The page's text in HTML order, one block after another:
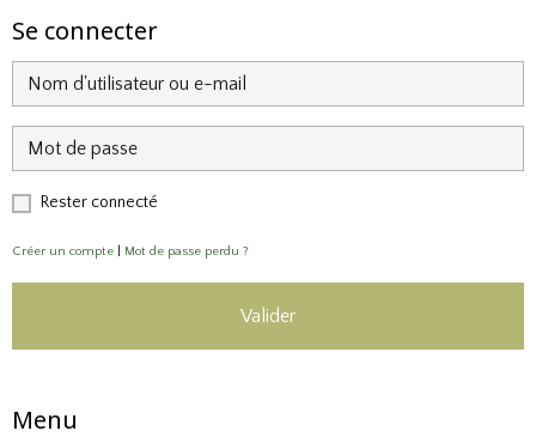
Se connecter
Rester connecté
Créer un compte Mot de passe perdu ?
Valider
Menu